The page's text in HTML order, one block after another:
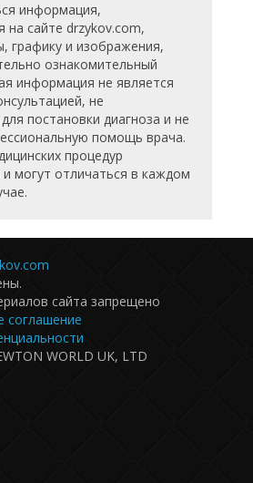
информация,
на сайте drzykov.com,
графику и изображения,
ознакомительный
информация не является
не
постановки диагноза и не
помощь врача.
процедур
могут отличаться в каждом
сайта запрещено
соглашение
WORLD UK, LTD